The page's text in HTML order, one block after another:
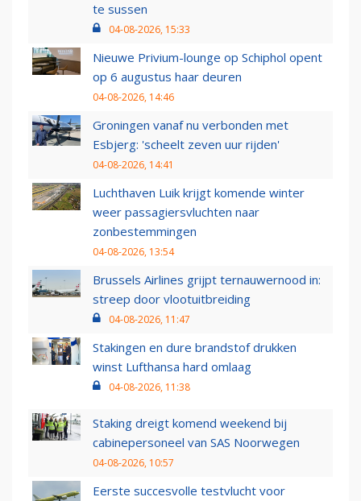
te sussen
04-08-2026, 15:33
Nieuwe Privium-lounge op Schiphol opent
op 6 augustus haar deuren
04-08-2026, 14:46
Groningen vanaf nu verbonden met
Esbjerg: 'scheelt zeven uur rijden'
04-08-2026, 14:41
Luchthaven Luik krijgt komende winter
weer passagiersvluchten naar
zonbestemmingen
04-08-2026, 13:54
Brussels Airlines grijpt ternauwernood in:
streep door vlootuitbreiding
04-08-2026, 11:47
Stakingen en dure brandstof drukken
winst Lufthansa hard omlaag
04-08-2026, 11:38
Staking dreigt komend weekend bij
cabinepersoneel van SAS Noorwegen
04-08-2026, 10:57
Eerste succesvolle testvlucht voor